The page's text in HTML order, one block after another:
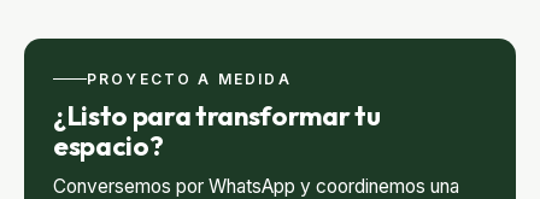
PROYECTO A MEDIDA
¿Listo para transformar tu
espacio?
Conversemos por WhatsApp y coordinemos una